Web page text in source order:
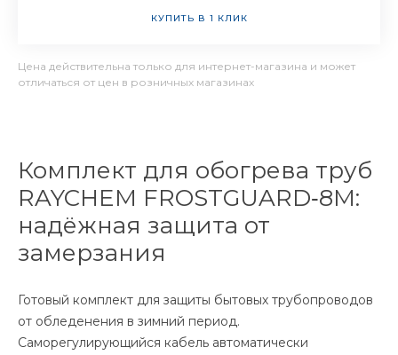
КУПИТЬ В 1 КЛИК
Цена действительна только для интернет-магазина и может
отличаться от цен в розничных магазинах
Комплект для обогрева труб
RAYCHEM FROSTGUARD‑8M:
надёжная защита от
замерзания
Готовый комплект для защиты бытовых трубопроводов
от обледенения в зимний период.
Саморегулирующийся кабель автоматически